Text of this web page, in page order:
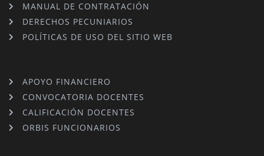
MANUAL DE CONTRATACIÓN
DERECHOS PECUNIARIOS
POLÍTICAS DE USO DEL SITIO WEB
APOYO FINANCIERO
CONVOCATORIA DOCENTES
CALIFICACIÓN DOCENTES
ORBIS FUNCIONARIOS